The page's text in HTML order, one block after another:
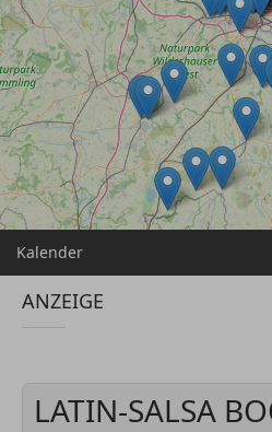
Kalender
ANZEIGE
LATIN-SALSA